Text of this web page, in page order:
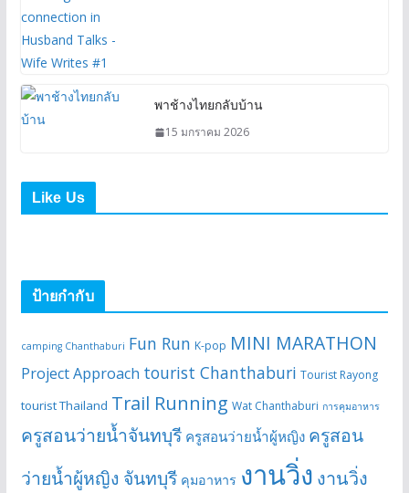
พาช้างไทยกลับบ้าน
15 มกราคม 2026
Like Us
ป้ายกำกับ
camping Chanthaburi Fun Run K-pop MINI MARATHON
Project Approach tourist Chanthaburi Tourist Rayong
tourist Thailand Trail Running Wat Chanthaburi การคุมอาหาร
ครูสอนว่ายน้ำจันทบุรี ครูสอนว่ายน้ำผู้หญิง ครูสอน
ว่ายน้ำผู้หญิง จันทบุรี คุมอาหาร งานวิ่ง งานวิ่ง